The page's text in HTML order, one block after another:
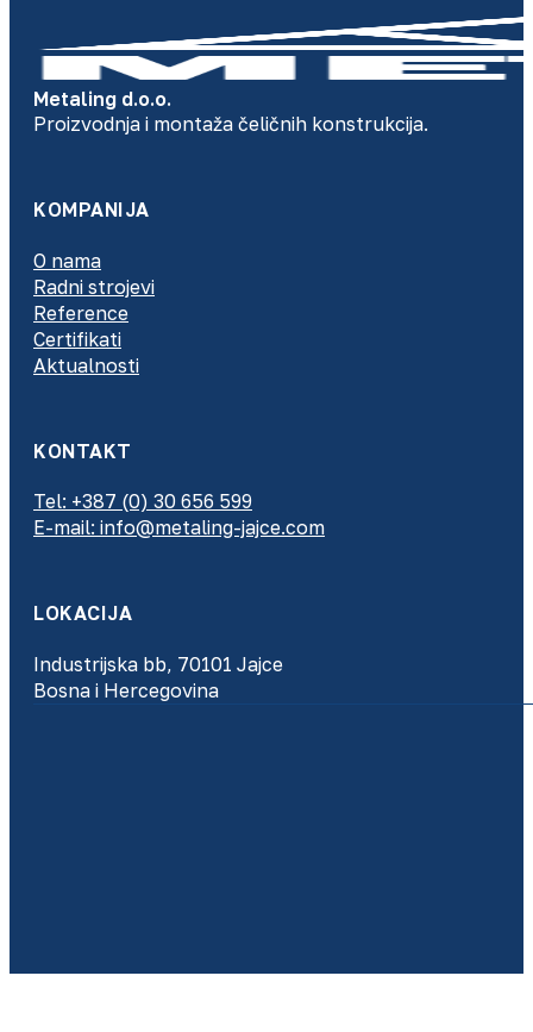
Metaling d.o.o.
Proizvodnja i montaža čeličnih konstrukcija.
KOMPANIJA
O nama
Radni strojevi
Reference
Certifikati
Aktualnosti
KONTAKT
Tel: +387 (0) 30 656 599
E-mail: info@metaling-jajce.com
LOKACIJA
Industrijska bb, 70101 Jajce
Bosna i Hercegovina